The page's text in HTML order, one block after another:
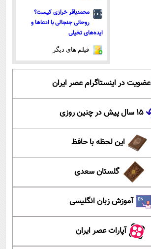
محمدباقر خرازی کیست؟
روحانی جنجالی با ادعاها و
ایده‌های تخیلی
فیلم های دیگر
عضویت در اینستاگرام عصر ایران
۱۵ سال پیش در چنین روزی
این لحظه با حافظ
گلستان سعدی
آموزش زبان انگلیسی
آپارات عصر ایران